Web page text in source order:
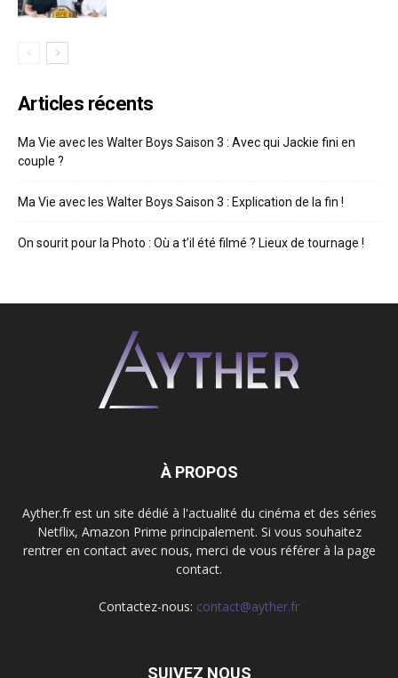
Articles récents
Ma Vie avec les Walter Boys Saison 3 : Avec qui Jackie fini en
couple ?
Ma Vie avec les Walter Boys Saison 3 : Explication de la fin !
On sourit pour la Photo : Où a t’il été filmé ? Lieux de tournage !
À PROPOS
Ayther.fr est un site dédié à l'actualité du cinéma et des séries
Netflix, Amazon Prime principalement. Si vous souhaitez
rentrer en contact avec nous, merci de vous référer à la page
contact.
Contactez-nous: contact@ayther.fr
SUIVEZ NOUS